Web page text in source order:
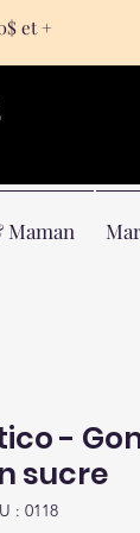
et +
Maman
-
sucre
: 0118